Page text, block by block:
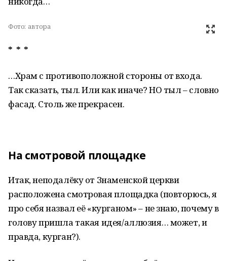
Фото: автора
* * *
…Храм с противоположной стороны от входа.
Так сказать, тыл. Или как иначе? НО тыл – словно
фасад. Столь же прекрасен.
На смотровой площадке
Итак, неподалёку от Знаменской церкви
расположена смотровая площадка (повторюсь, я
про себя назвал её «курганом» – не знаю, почему в
голову пришла такая идея/аллюзия… может, и
правда, курган?).